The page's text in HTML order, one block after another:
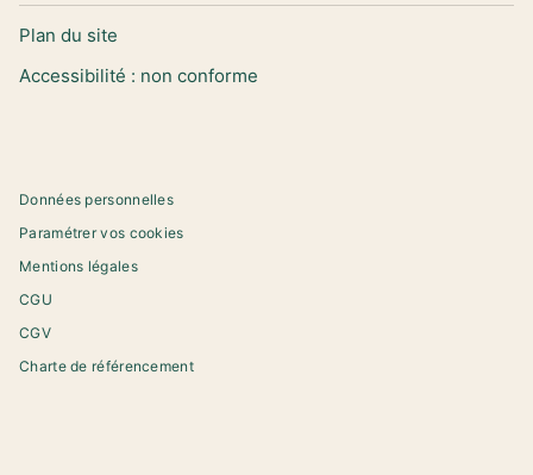
Plan du site
Accessibilité : non conforme
Données personnelles
Paramétrer vos cookies
Mentions légales
CGU
CGV
Charte de référencement